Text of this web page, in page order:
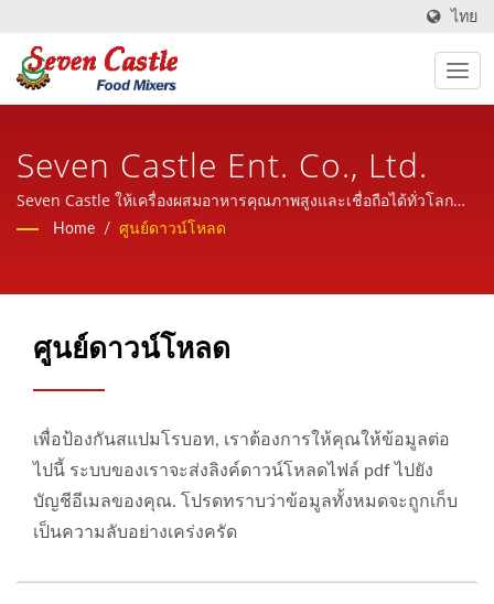
ไทย
Seven Castle Ent. Co., Ltd.
Seven Castle ให้เครื่องผสมอาหารคุณภาพสูงและเชื่อถือได้ทั่วโลก
พร้อมบริการที่เป็นมิตร มืออาชีพและมีประสบการณ์
Home / ศูนย์ดาวน์โหลด
ศูนย์ดาวน์โหลด
เพื่อป้องกันสแปมโรบอท, เราต้องการให้คุณให้ข้อมูลต่อ
ไปนี้ ระบบของเราจะส่งลิงค์ดาวน์โหลดไฟล์ pdf ไปยัง
บัญชีอีเมลของคุณ. โปรดทราบว่าข้อมูลทั้งหมดจะถูกเก็บ
เป็นความลับอย่างเคร่งครัด